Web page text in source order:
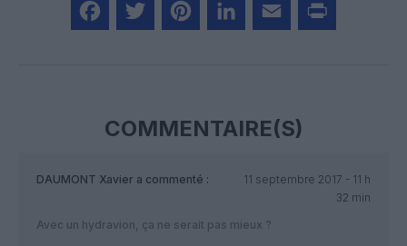
COMMENTAIRE(S)
DAUMONT Xavier a commenté :
11 septembre 2017 - 11 h
32 min
Avec un hydravion, ça ne serait pas mieux ?